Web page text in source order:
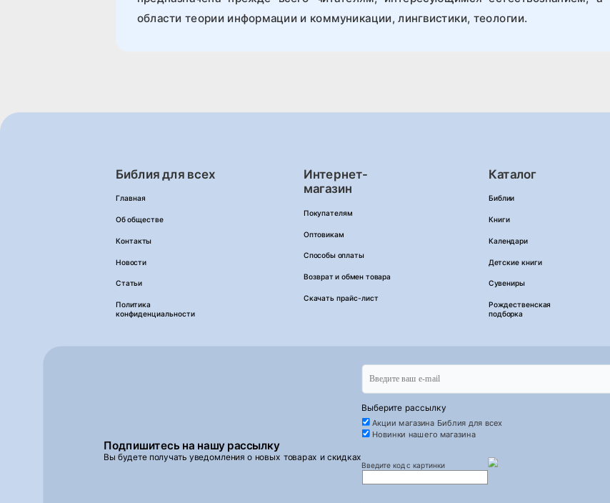
области теории информации и коммуникации, лингвистики, теологии.
Библия для всех
Главная
Об обществе
Контакты
Новости
Статьи
Политика
конфиденциальности
Интернет-
магазин
Покупателям
Оптовикам
Способы оплаты
Возврат и обмен товара
Скачать прайс-лист
Каталог
Библии
Книги
Календари
Детские книги
Сувениры
Рождественская
подборка
Подпишитесь на нашу рассылку
Вы будете получать уведомления о новых товарах и скидках
Выберите рассылку
Акции магазина Библия для всех
Новинки нашего магазина
Введите код с картинки